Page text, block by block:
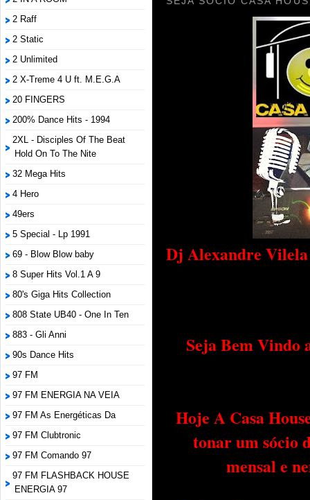
2 Raff
2 Static
2 Unlimited
2 X-Treme 4 U ft. M.E.G.A
20 FINGERS
200% Dance Hits - 1994
2XL - Disciples Of The Beat
Hold On To The Nite
32 Mega Hits
4 Hero
49ers
5 Special - Lp 1991
69 - Blow Blow baby
8 Super Hits Vol.1 A 9
80's Giga Hits Collection
808 State UB40 - One In Ten
883 - Gli Anni
90s Dance Hits
97 FM
97 FM ENERGIA NA VEIA
97 FM As Energéticas Da
97 FM Clubtronic
97 FM Comando 97
97 FM FLASHBACK HOUSE
ENERGIA 97
Dj Alexandre Vilela
Seja Bem Vindo
Hoje A Casa
tonar um sócio
mensal e